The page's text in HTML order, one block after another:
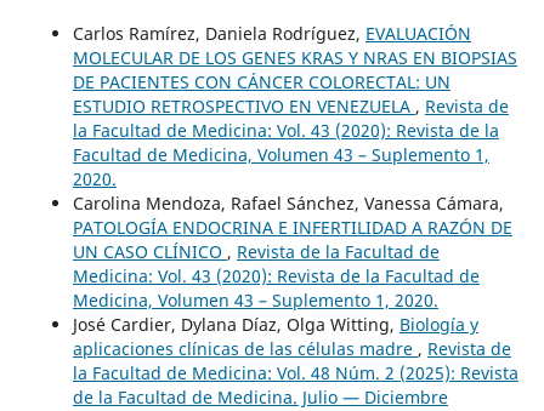
Carlos Ramírez, Daniela Rodríguez, EVALUACIÓN
MOLECULAR DE LOS GENES KRAS Y NRAS EN BIOPSIAS
DE PACIENTES CON CÁNCER COLORECTAL: UN
ESTUDIO RETROSPECTIVO EN VENEZUELA , Revista de
la Facultad de Medicina: Vol. 43 (2020): Revista de la
Facultad de Medicina, Volumen 43 – Suplemento 1,
2020.
Carolina Mendoza, Rafael Sánchez, Vanessa Cámara,
PATOLOGÍA ENDOCRINA E INFERTILIDAD A RAZÓN DE
UN CASO CLÍNICO , Revista de la Facultad de
Medicina: Vol. 43 (2020): Revista de la Facultad de
Medicina, Volumen 43 – Suplemento 1, 2020.
José Cardier, Dylana Díaz, Olga Witting, Biología y
aplicaciones clínicas de las células madre , Revista de
la Facultad de Medicina: Vol. 48 Núm. 2 (2025): Revista
de la Facultad de Medicina. Julio — Diciembre